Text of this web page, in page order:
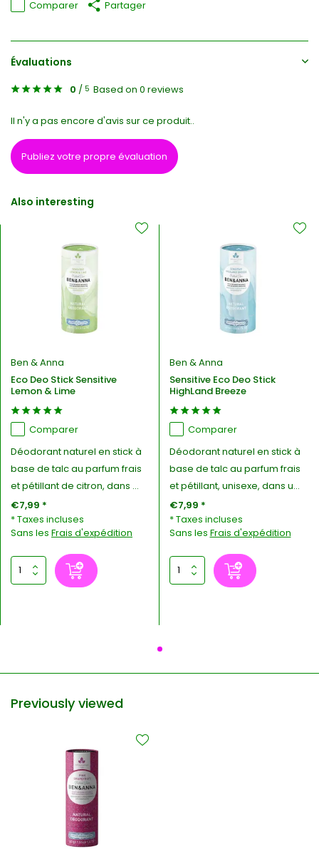
Comparer Partager
Évaluations
0 / 5 Based on 0 reviews
Il n'y a pas encore d'avis sur ce produit..
Publiez votre propre évaluation
Also interesting
Ben & Anna
Eco Deo Stick Sensitive
Lemon & Lime
Comparer
Déodorant naturel en stick à
base de talc au parfum frais
et pétillant de citron, dans ...
€7,99 *
* Taxes incluses
Sans les Frais d'expédition
Ben & Anna
Sensitive Eco Deo Stick
HighLand Breeze
Comparer
Déodorant naturel en stick à
base de talc au parfum frais
et pétillant, unisexe, dans u...
€7,99 *
* Taxes incluses
Sans les Frais d'expédition
Previously viewed